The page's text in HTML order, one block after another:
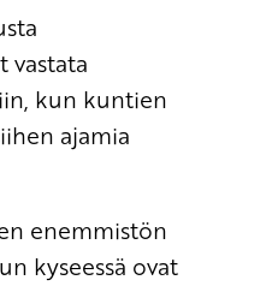
kun kuntien
ajamia
enemmistön
kyseessä ovat